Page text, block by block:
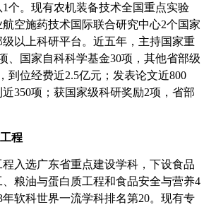
1个。现有农机装备技术全国重点实验
空施药技术国际联合研究中心2个国家
级以上科研平台。近五年，主持国家重
、国家自科科学基金30项，其他省部级
到位经费近2.5亿元；发表论文近800
近350项；获国家级科研奖励2项，省部
程
入选广东省重点建设学科，下设食品
粮油与蛋白质工程和食品安全与营养4
年软科世界一流学科排名第20。现有专